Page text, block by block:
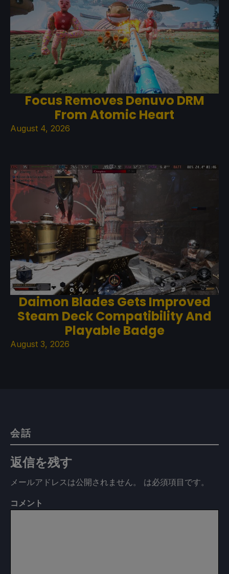
Focus Removes Denuvo DRM
From Atomic Heart
August 4, 2026
Daimon Blades Gets Improved
Steam Deck Compatibility And
Playable Badge
August 3, 2026
会話
返信を残す
メールアドレスは公開されません。 は必須項目です。
コメント